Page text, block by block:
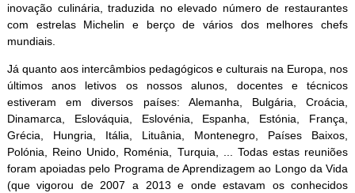
inovação culinária, traduzida no elevado número de restaurantes
com estrelas Michelin e berço de vários dos melhores chefs
mundiais.
Já quanto aos intercâmbios pedagógicos e culturais na Europa, nos
últimos anos letivos os nossos alunos, docentes e técnicos
estiveram em diversos países: Alemanha, Bulgária, Croácia,
Dinamarca, Eslováquia, Eslovénia, Espanha, Estónia, França,
Grécia, Hungria, Itália, Lituânia, Montenegro, Países Baixos,
Polónia, Reino Unido, Roménia, Turquia, ... Todas estas reuniões
foram apoiadas pelo Programa de Aprendizagem ao Longo da Vida
(que vigorou de 2007 a 2013 e onde estavam os conhecidos